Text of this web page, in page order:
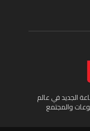
الجديد في عالم
والمجتمع